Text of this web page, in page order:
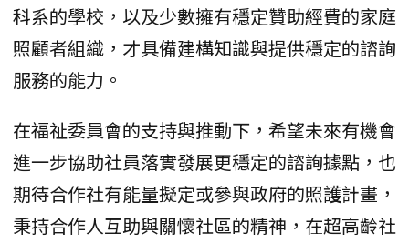
科系的學校，以及少數擁有穩定贊助經費的家庭
照顧者組織，才具備建構知識與提供穩定的諮詢
服務的能力。
在福祉委員會的支持與推動下，希望未來有機會
進一步協助社員落實發展更穩定的諮詢據點，也
期待合作社有能量擬定或參與政府的照護計畫，
秉持合作人互助與關懷社區的精神，在超高齡社